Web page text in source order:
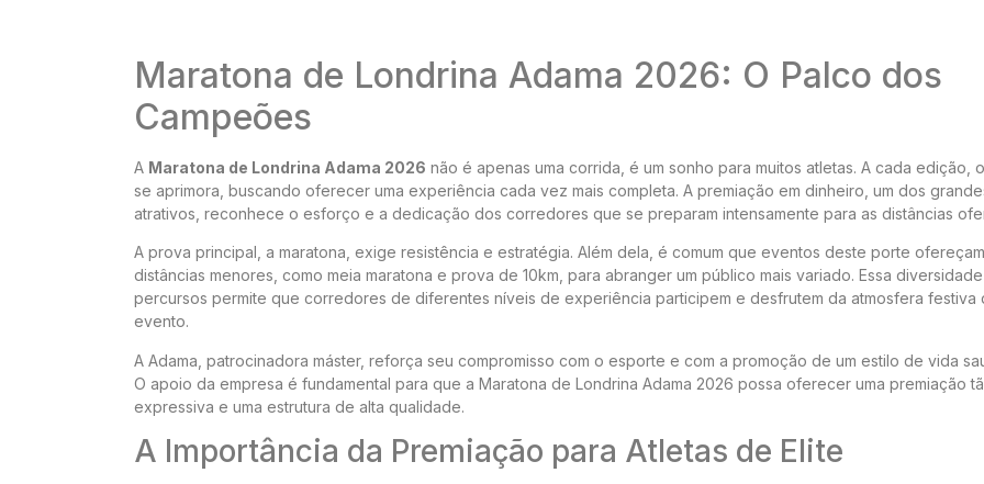
Maratona de Londrina Adama 2026: O Palco dos
Campeões
A Maratona de Londrina Adama 2026 não é apenas uma corrida, é um sonho para muitos atletas. A cada edição,
se aprimora, buscando oferecer uma experiência cada vez mais completa. A premiação em dinheiro, um dos
atrativos, reconhece o esforço e a dedicação dos corredores que se preparam intensamente para as distâncias
A prova principal, a maratona, exige resistência e estratégia. Além dela, é comum que eventos deste porte ofereçam
distâncias menores, como meia maratona e prova de 10km, para abranger um público mais variado. Essa
percursos permite que corredores de diferentes níveis de experiência participem e desfrutem da atmosfera festiva
evento.
A Adama, patrocinadora máster, reforça seu compromisso com o esporte e com a promoção de um estilo de vida
O apoio da empresa é fundamental para que a Maratona de Londrina Adama 2026 possa oferecer uma premiação
expressiva e uma estrutura de alta qualidade.
A Importância da Premiação para Atletas de Elite